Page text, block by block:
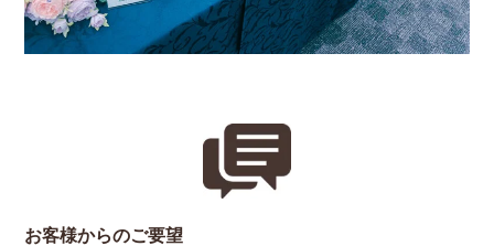
お客様からのご要望